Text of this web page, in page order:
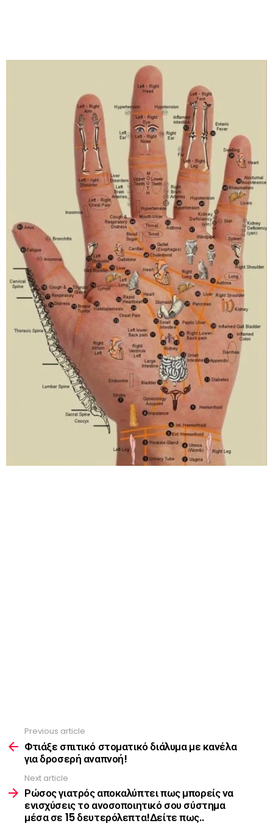
more
Previous article
Φτιάξε σπιτικό στοματικό διάλυμα με κανέλα
για δροσερή αναπνοή!
Next article
Ρώσος γιατρός αποκαλύπτει πως μπορείς να
ενισχύσεις το ανοσοποιητικό σου σύστημα
μέσα σε 15 δευτερόλεπτα!Δείτε πως..